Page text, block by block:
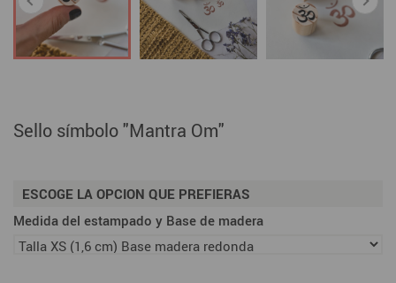
Sello símbolo "Mantra Om"
ESCOGE LA OPCION QUE PREFIERAS
Medida del estampado y Base de madera